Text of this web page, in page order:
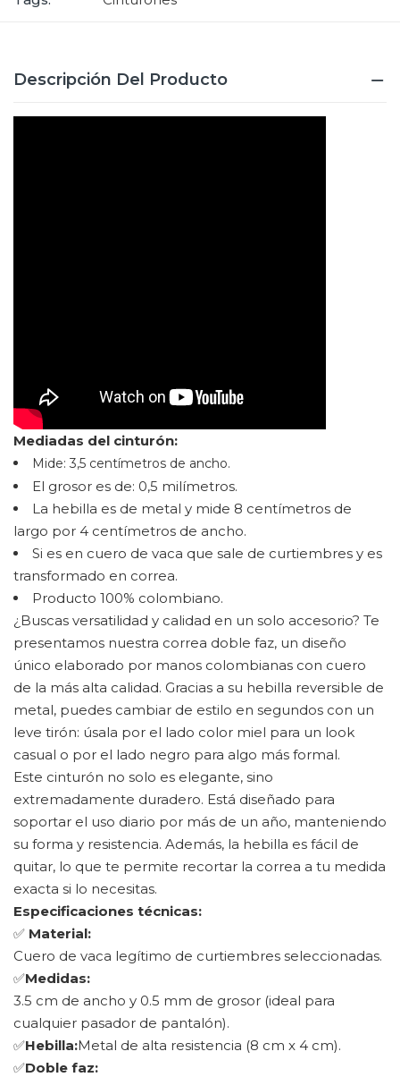
Descripción Del Producto
Mediadas del cinturón:
Mide: 3,5 centímetros de ancho.
El grosor es de: 0,5 milímetros.
La hebilla es de metal y mide 8 centímetros de
largo por 4 centímetros de ancho.
Si es en cuero de vaca que sale de curtiembres y es
transformado en correa.
Producto 100% colombiano.
¿Buscas versatilidad y calidad en un solo accesorio? Te
presentamos nuestra correa doble faz, un diseño
único elaborado por manos colombianas con cuero
de la más alta calidad. Gracias a su hebilla reversible de
metal, puedes cambiar de estilo en segundos con un
leve tirón: úsala por el lado color miel para un look
casual o por el lado negro para algo más formal.
Este cinturón no solo es elegante, sino
extremadamente duradero. Está diseñado para
soportar el uso diario por más de un año, manteniendo
su forma y resistencia. Además, la hebilla es fácil de
quitar, lo que te permite recortar la correa a tu medida
exacta si lo necesitas.
Especificaciones técnicas:
✅ Material:
Cuero de vaca legítimo de curtiembres seleccionadas.
✅Medidas:
3.5 cm de ancho y 0.5 mm de grosor (ideal para
cualquier pasador de pantalón).
✅Hebilla:Metal de alta resistencia (8 cm x 4 cm).
✅Doble faz: